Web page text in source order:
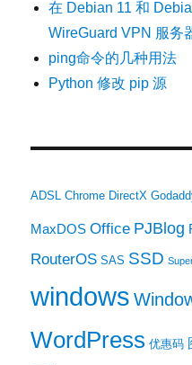
在 Debian 11 和
WireGuard VPN 服务
ping命令的几种用法
Python 修改 pip 源
ADSL Chrome DirectX
MaxDOS Office PJBlog
RouterOS SAS SSD
windows
WordPress 优惠码